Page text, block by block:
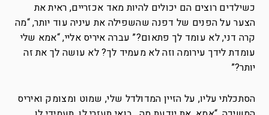
כשילדים רוצים הם יכולים להיות מאד אכזריים, ראית את
הצער על הפנים של דפנה שהשפילה את עיניה עוד יותר, “מה
קרה דני, לא עומד לך פתאום?” עברה איריס אליי, “אמא שלי
עומדת לידך עירומה וזה לא מעמיד לך? לא עושה לך את זה
יותר?”
הסתכלתי עליו, על הזיין המדולדל שלי, שמוט ומצומק ואיריס